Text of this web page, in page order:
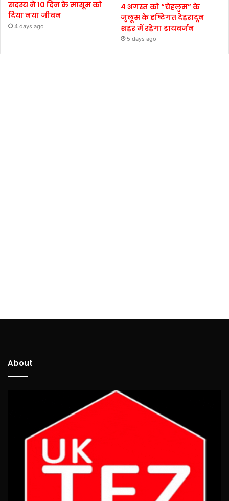
सदस्य ने 10 दिन के मासूम को
दिया नया जीवन
4 days ago
4 अगस्त को “चेहलुम” के
जुलूस के दृष्टिगत देहरादून
शहर में रहेगा डायवर्जन
5 days ago
About